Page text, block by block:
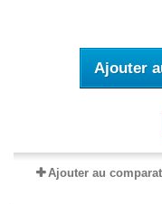
Ajouter
Ajouter au